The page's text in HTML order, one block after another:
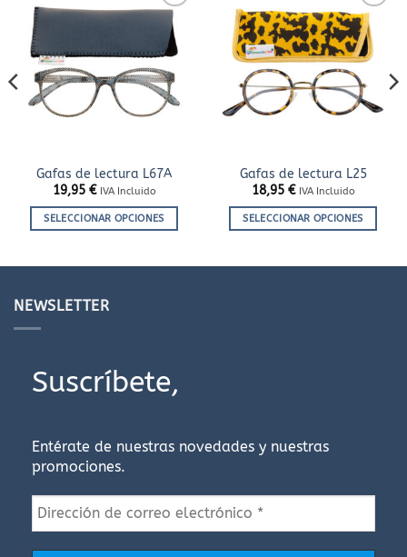
opciones
elegir
en
la
Añadir
a la
lista
de
deseos
Gafas de lectura L67A
19,95 € IVA Incluido
SELECCIONAR OPCIONES
múltiples
variantes.
se
pueden
la
página
producto
Añadir
a la
lista
de
deseos
Gafas de lectura L25
18,95 € IVA Incluido
SELECCIONAR OPCIONES
la
NEWSLETTER
Suscríbete,
Entérate de nuestras novedades y nuestras
promociones.